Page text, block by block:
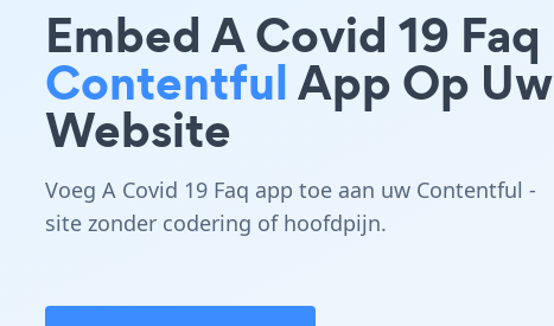
Embed A Covid 19 Faq
ContentfulApp Op Uw
Website
Voeg A Covid 19 Faq app toe aan uw Contentful -
site zonder codering of hoofdpijn.